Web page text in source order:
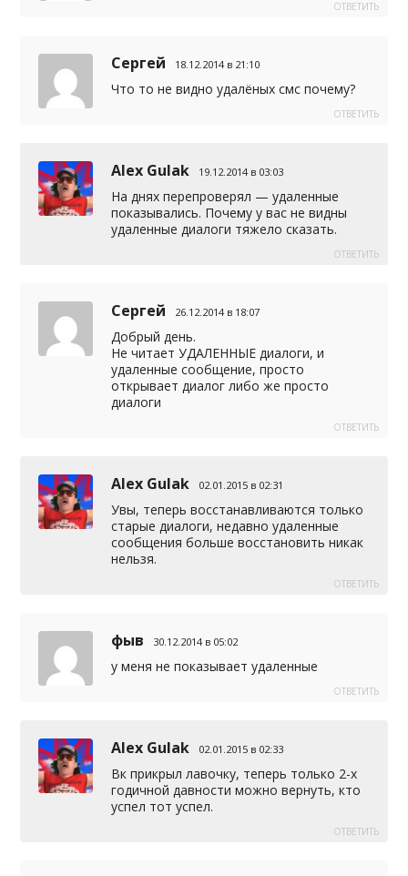
ОТВЕТИТЬ
Сергей 18.12.2014 в 21:10
Что то не видно удалёных смс почему?
ОТВЕТИТЬ
Alex Gulak 19.12.2014 в 03:03
На днях перепроверял — удаленные
показывались. Почему у вас не видны
удаленные диалоги тяжело сказать.
ОТВЕТИТЬ
Сергей 26.12.2014 в 18:07
Добрый день.
Не читает УДАЛЕННЫЕ диалоги, и
удаленные сообщение, просто
открывает диалог либо же просто
диалоги
ОТВЕТИТЬ
Alex Gulak 02.01.2015 в 02:31
Увы, теперь восстанавливаются только
старые диалоги, недавно удаленные
сообщения больше восстановить никак
нельзя.
ОТВЕТИТЬ
фыв 30.12.2014 в 05:02
у меня не показывает удаленные
ОТВЕТИТЬ
Alex Gulak 02.01.2015 в 02:33
Вк прикрыл лавочку, теперь только 2-х
годичной давности можно вернуть, кто
успел тот успел.
ОТВЕТИТЬ